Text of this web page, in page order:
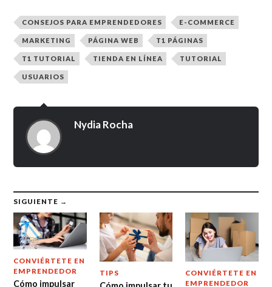
CONSEJOS PARA EMPRENDEDORES E-COMMERCE
MARKETING PÁGINA WEB T1 PÁGINAS
T1 TUTORIAL TIENDA EN LÍNEA TUTORIAL
USUARIOS
Nydia Rocha
SIGUIENTE →
CONVIÉRTETE EN
EMPRENDEDOR
Cómo impulsar
TIPS
CONVIÉRTETE EN
EMPRENDEDOR